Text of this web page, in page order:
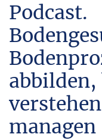
Podcast.
abbilden,
managen